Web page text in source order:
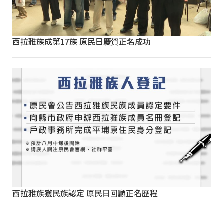
西拉雅族成第17族 原民日慶賀正名成功
西拉雅族獲民族認定 原民日回顧正名歷程